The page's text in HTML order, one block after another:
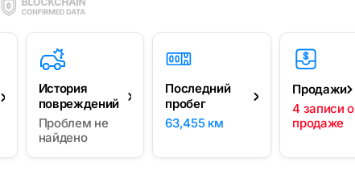
История
повреждений
Проблем не
найдено
Последний
пробег
63,455 км
Продажи
4 записи о
продаже